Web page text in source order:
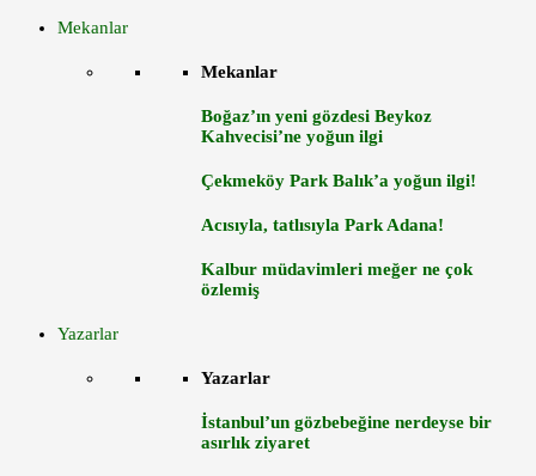
Mekanlar
Mekanlar
Boğaz’ın yeni gözdesi Beykoz
Kahvecisi’ne yoğun ilgi
Çekmeköy Park Balık’a yoğun ilgi!
Acısıyla, tatlısıyla Park Adana!
Kalbur müdavimleri meğer ne çok
özlemiş
Yazarlar
Yazarlar
İstanbul’un gözbebeğine nerdeyse bir
asırlık ziyaret